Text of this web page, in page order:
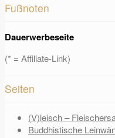
Fußnoten
Dauerwerbeseite
(* = Affiliate-Link)
Seiten
(V)leisch –
Buddhistische